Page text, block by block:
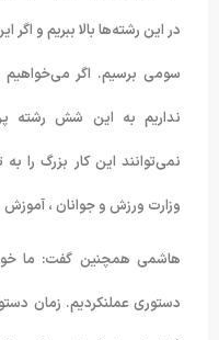
در این رشته‌ها بالا ببریم و اگر
سومی برسیم. اگر می‌خواهیم
نداریم به این شش رشته پر
نمی‌توانند این کار بزرگ را
وزارت ورزش و جوانان ،
هاشمی همچنین گفت: ما
دستوری عملنکردیم. زمان